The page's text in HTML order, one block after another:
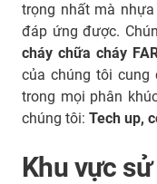
trọng nhất mà
đáp ứng được.
cháy chữa cháy
của chúng tôi cung
trong mọi phân
chúng tôi: Tech up,
Khu vực